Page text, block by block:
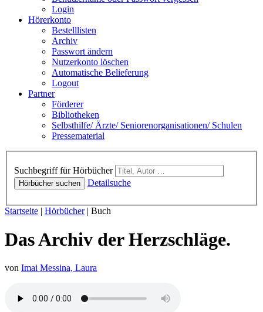
Login
Hörerkonto
Bestelllisten
Archiv
Passwort ändern
Nutzerkonto löschen
Automatische Belieferung
Logout
Partner
Förderer
Bibliotheken
Selbsthilfe/ Ärzte/ Seniorenorganisationen/ Schulen
Pressematerial
Suchbegriff für Hörbücher
Hörbücher suchen Detailsuche
Sie sind hier:
Startseite | Hörbücher| Buch
Das Archiv der Herzschläge.
von Imai Messina, Laura